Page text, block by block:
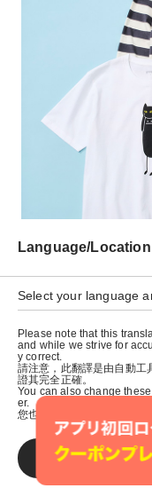
おとなしそうにす
Language/
Select your language
Please note that this
and while we strive for
y correct.
請注意，此翻譯是由自動工
證其完全正確。
You can also change
er.
您也可以使用左上角的選單